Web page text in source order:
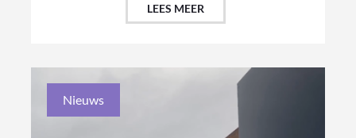
LEES MEER
Nieuws